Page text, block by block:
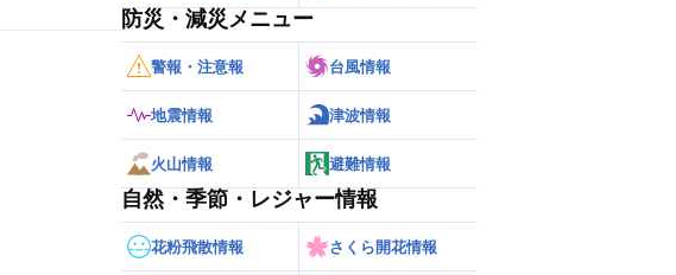
防災・減災メニュー
警報・注意報 台風情報
地震情報 津波情報
火山情報 避難情報
自然・季節・レジャー情報
花粉飛散情報 さくら開花情報